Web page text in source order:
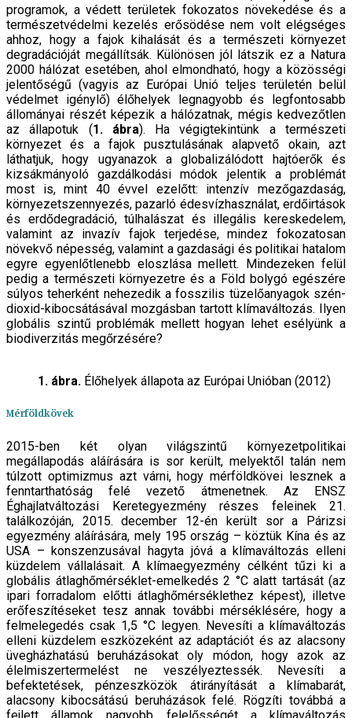
programok, a védett területek fokozatos növekedése és a
természetvédelmi kezelés erősödése nem volt elégséges
ahhoz, hogy a fajok kihalását és a természeti környezet
degradációját megállítsák. Különösen jól látszik ez a Natura
2000 hálózat esetében, ahol elmondható, hogy a közösségi
jelentőségű (vagyis az Európai Unió teljes területén belül
védelmet igénylő) élőhelyek legnagyobb és legfontosabb
állományai részét képezik a hálózatnak, mégis kedvezőtlen
az állapotuk (1. ábra). Ha végigtekintünk a természeti
környezet és a fajok pusztulásának alapvető okain, azt
láthatjuk, hogy ugyanazok a globalizálódott hajtóerők és
kizsákmányoló gazdálkodási módok jelentik a problémát
most is, mint 40 évvel ezelőtt: intenzív mezőgazdaság,
környezetszennyezés, pazarló édesvízhasználat, erdőirtások
és erdődegradáció, túlhalászat és illegális kereskedelem,
valamint az invazív fajok terjedése, mindez fokozatosan
növekvő népesség, valamint a gazdasági és politikai hatalom
egyre egyenlőtlenebb eloszlása mellett. Mindezeken felül
pedig a természeti környezetre és a Föld bolygó egészére
súlyos teherként nehezedik a fosszilis tüzelőanyagok szén-
dioxid-kibocsátásával mozgásban tartott klímaváltozás. Ilyen
globális szintű problémák mellett hogyan lehet esélyünk a
biodiverzitás megőrzésére?
1. ábra. Élőhelyek állapota az Európai Unióban (2012)
Mérföldkövek
2015-ben két olyan világszintű környezetpolitikai
megállapodás aláírására is sor került, melyektől talán nem
túlzott optimizmus azt várni, hogy mérföldkövei lesznek a
fenntarthatóság felé vezető átmenetnek. Az ENSZ
Éghajlatváltozási Keretegyezmény részes feleinek 21.
találkozóján, 2015. december 12-én került sor a Párizsi
egyezmény aláírására, mely 195 ország – köztük Kína és az
USA – konszenzusával hagyta jóvá a klímaváltozás elleni
küzdelem vállalásait. A klímaegyezmény célként tűzi ki a
globális átlaghőmérséklet-emelkedés 2 °C alatt tartását (az
ipari forradalom előtti átlaghőmérséklethez képest), illetve
erőfeszítéseket tesz annak további mérséklésére, hogy a
felmelegedés csak 1,5 °C legyen. Nevesíti a klímaváltozás
elleni küzdelem eszközeként az adaptációt és az alacsony
üvegházhatású beruházásokat oly módon, hogy azok az
élelmiszertermelést ne veszélyeztessék. Nevesíti a
befektetések, pénzeszközök átirányítását a klímabarát,
alacsony kibocsátású beruházások felé. Rögzíti továbbá a
fejlett államok nagyobb felelősségét a klímaváltozás